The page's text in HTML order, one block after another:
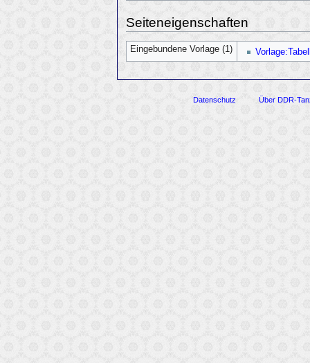
Seiteneigenschaften
Eingebundene Vorlage (1)
Datenschutz Über DDR-